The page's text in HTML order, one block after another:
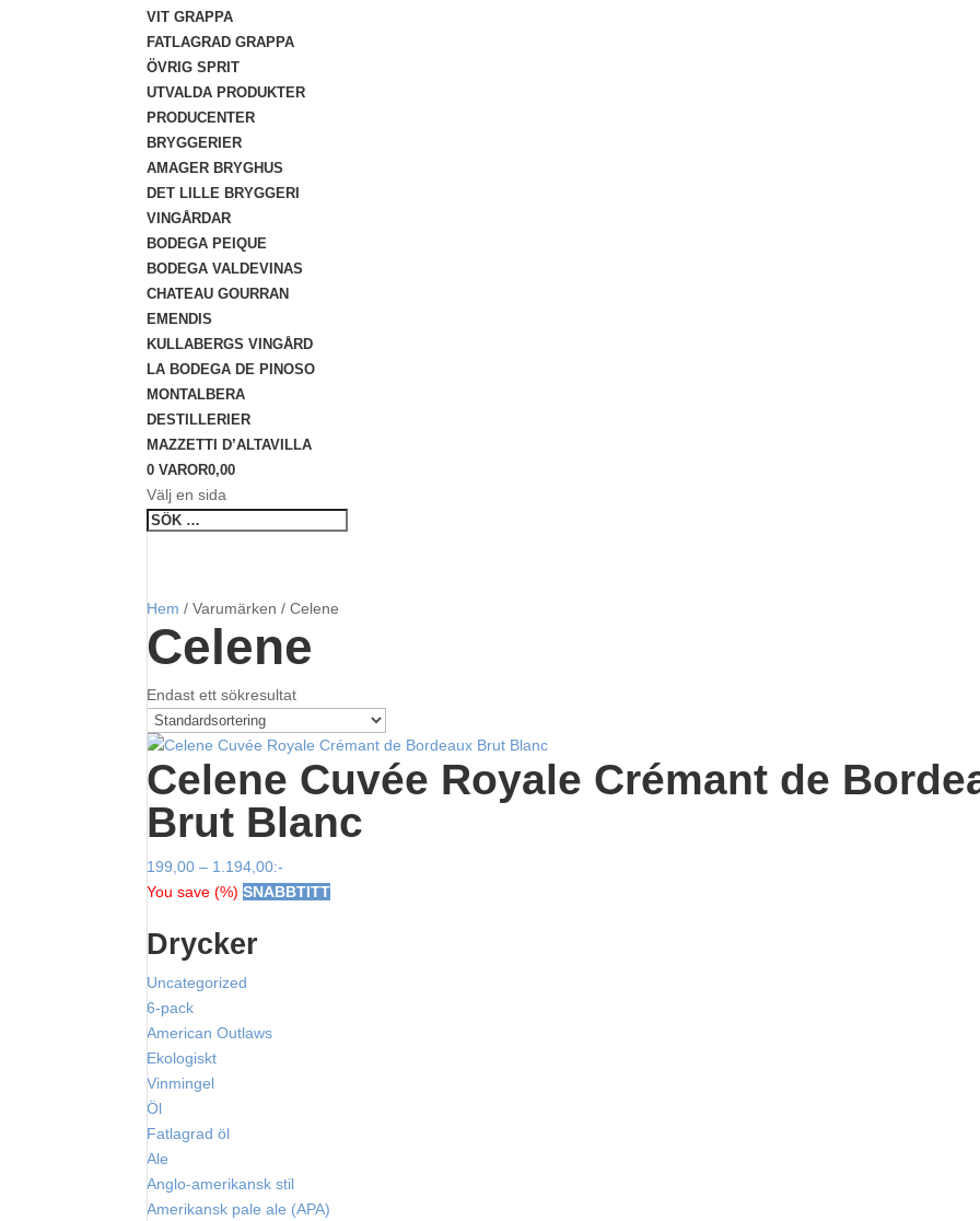
VIT GRAPPA
FATLAGRAD GRAPPA
ÖVRIG SPRIT
UTVALDA PRODUKTER
PRODUCENTER
BRYGGERIER
AMAGER BRYGHUS
DET LILLE BRYGGERI
VINGÅRDAR
BODEGA PEIQUE
BODEGA VALDEVINAS
CHATEAU GOURRAN
EMENDIS
KULLABERGS VINGÅRD
LA BODEGA DE PINOSO
MONTALBERA
DESTILLERIER
MAZZETTI D’ALTAVILLA
0 VAROR0,00
Välj en sida
Hem / Varumärken / Celene
Celene
Endast ett sökresultat
Celene Cuvée Royale Crémant de
Brut Blanc
199,00 – 1.194,00Prisintervall:
199,00
:-
You save(%)SNABBTITT
Drycker
Uncategorized
6-pack
American Outlaws
Ekologiskt
Vinmingel
Öl
Fatlagrad öl
Ale
Anglo-amerikansk stil
Amerikansk pale ale (APA)